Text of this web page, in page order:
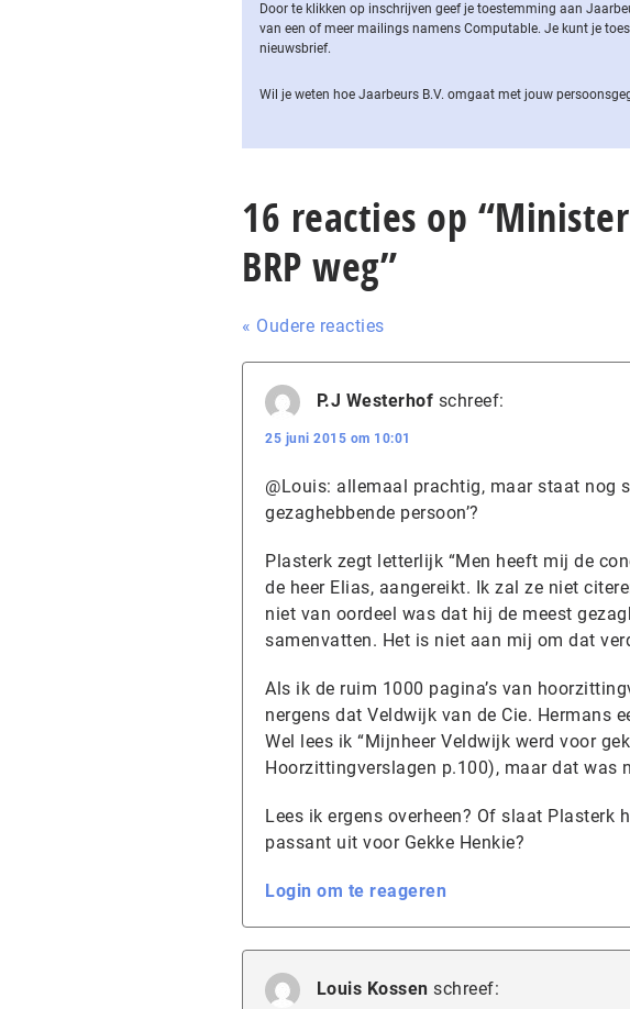
Door te klikken op inschrijven geef je toestemming aan
van een of meer mailings namens Computable. Je kunt je
nieuwsbrief.
Wil je weten hoe Jaarbeurs B.V. omgaat met jouw
16 reacties op
BRP weg”
« Oudere reacties
P.J Westerhof schreef:
25 juni 2015 om 10:01
@Louis: allemaal prachtig, maar staat nog
gezaghebbende persoon’?
Plasterk zegt letterlijk “Men heeft mij de
de heer Elias, aangereikt. Ik zal ze niet
niet van oordeel was dat hij de meest
samenvatten. Het is niet aan mij om dat
Als ik de ruim 1000 pagina’s van
nergens dat Veldwijk van de Cie. Hermans
Wel lees ik “Mijnheer Veldwijk werd voor
Hoorzittingverslagen p.100), maar dat was
Lees ik ergens overheen? Of slaat
passant uit voor Gekke Henkie?
Login om te reageren
Louis Kossen schreef: